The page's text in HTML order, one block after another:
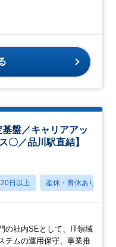
盤／キャリアアッ
〇／品川駅直結】
日以上 産休・育休あり
の社内SEとして、IT領域
テムの運用保守、事業推